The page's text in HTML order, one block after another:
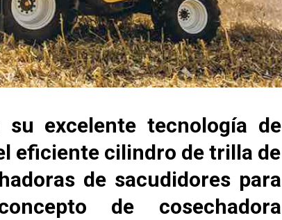
excelente tecnología de
eficiente cilindro de trilla de
de sacudidores para
de cosechadora